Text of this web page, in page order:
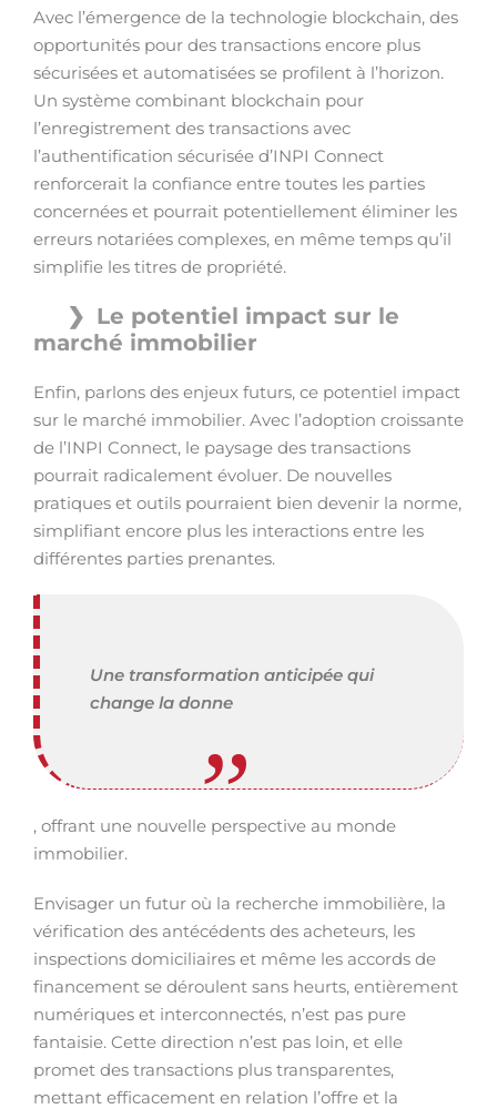
Avec l’émergence de la technologie blockchain, des
opportunités pour des transactions encore plus
sécurisées et automatisées se profilent à l’horizon.
Un système combinant blockchain pour
l’enregistrement des transactions avec
l’authentification sécurisée d’INPI Connect
renforcerait la confiance entre toutes les parties
concernées et pourrait potentiellement éliminer les
erreurs notariées complexes, en même temps qu’il
simplifie les titres de propriété.
Le potentiel impact sur le
marché immobilier
Enfin, parlons des enjeux futurs, ce potentiel impact
sur le marché immobilier. Avec l’adoption croissante
de l’INPI Connect, le paysage des transactions
pourrait radicalement évoluer. De nouvelles
pratiques et outils pourraient bien devenir la norme,
simplifiant encore plus les interactions entre les
différentes parties prenantes.
Une transformation anticipée qui
change la donne
, offrant une nouvelle perspective au monde
immobilier.
Envisager un futur où la recherche immobilière, la
vérification des antécédents des acheteurs, les
inspections domiciliaires et même les accords de
financement se déroulent sans heurts, entièrement
numériques et interconnectés, n’est pas pure
fantaisie. Cette direction n’est pas loin, et elle
promet des transactions plus transparentes,
mettant efficacement en relation l’offre et la